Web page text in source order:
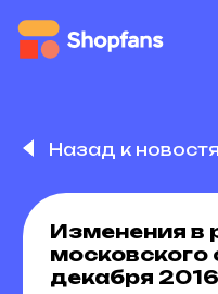
Назад к
Изменения в
московского
декабря